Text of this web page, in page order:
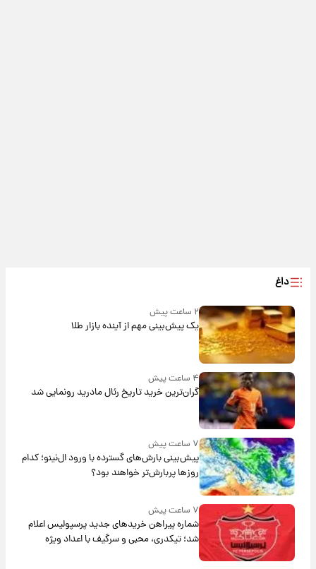
داغ
۲ ساعت پیش
یک پیش‌بینی مهم از آینده بازار طلا
۴ ساعت پیش
گران‌ترین خرید تاریخ رئال مادرید رونمایی شد
۷ ساعت پیش
پیش‌بینی بارش‌های گسترده با ورود ال‌نینو؛ کدام
روزها پربارش‌تر خواهند بود؟
۷ ساعت پیش
شماره پیراهن خریدهای جدید پرسپولیس اعلام
شد؛ تیکدری، محبی و سرگیف با اعداد ویژه